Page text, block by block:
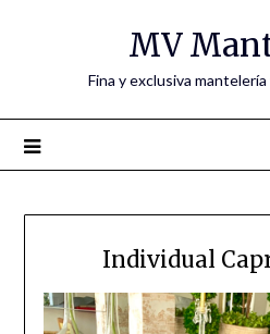
MV
Fina y exclusiva
Individual